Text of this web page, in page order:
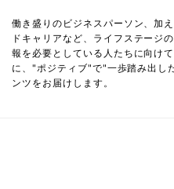
働き盛りのビジネスパーソン、加
ドキャリアなど、ライフステージ
報を必要としている人たちに向け
に、"ポジティブ"で"一歩踏み出し
ンツをお届けします。